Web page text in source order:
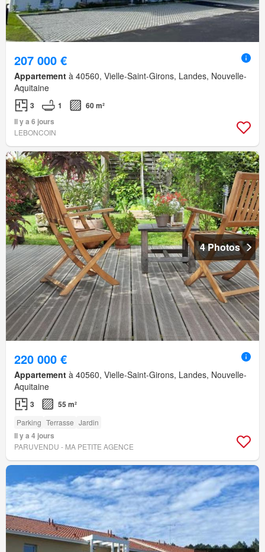
207 000 €
Appartement à 40560, Vielle-Saint-Girons, Landes, Nouvelle-
Aquitaine
3 1
60 m²
Il y a 6 jours
LEBONCOIN
4 Photos
220 000 €
Appartement à 40560, Vielle-Saint-Girons, Landes, Nouvelle-
Aquitaine
3 55 m²
Parking Terrasse Jardin
Il y a 4 jours
PARUVENDU - MA PETITE AGENCE